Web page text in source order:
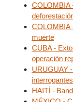
COLOMBIA
COLOMBIA
muerte
CUBA -
operación
URUGUAY
HAITÍ -